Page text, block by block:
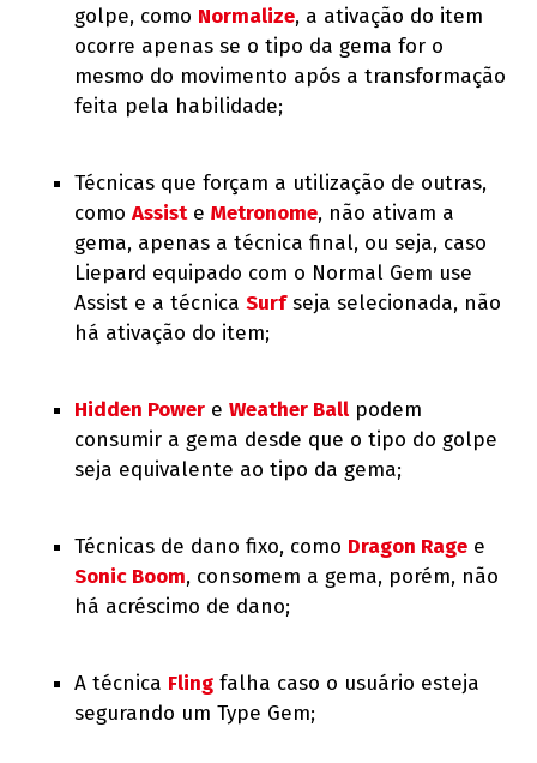
golpe, como Normalize, a ativação do item
ocorre apenas se o tipo da gema for o
mesmo do movimento após a transformação
feita pela habilidade;
Técnicas que forçam a utilização de outras,
comoAssisteMetronome, não ativam a
gema, apenas a técnica final, ou seja, caso
Liepard equipado com o Normal Gem use
Assist e a técnicaSurfseja selecionada, não
há ativação do item;
Hidden Power eWeather Ball podem
consumir a gema desde que o tipo do golpe
seja equivalente ao tipo da gema;
Técnicas de dano fixo, como Dragon Rage e
Sonic Boom, consomem a gema, porém, não
há acréscimo de dano;
A técnica Fling falha caso o usuário esteja
segurando um Type Gem;